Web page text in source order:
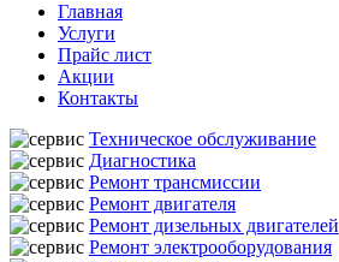
Главная
Услуги
Прайс лист
Акции
Контакты
Техническое обслуживание
Диагностика
Ремонт трансмиссии
Ремонт двигателя
Ремонт дизельных двигателей
Ремонт электрооборудования